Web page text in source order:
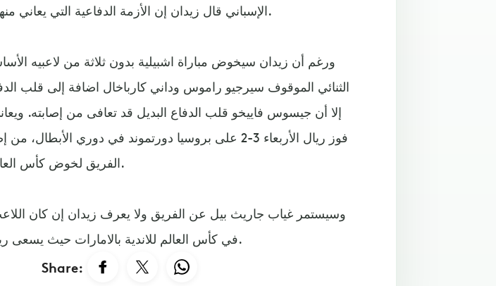
الإسباني قال زيدان إن الأزمة الدفاعية التي يعاني منها فريقه في طريقها للحل.
ورغم أن زيدان سيخوض مباراة اشبيلية بدون ثلاثة من لاعبيه
الثنائي الموقوف سيرجيو راموس وداني كارباخال اضافة إلى قلب
إلا أن جيسوس فاييخو قلب الدفاع البديل قد تعافى من إصابته.
فوز ريال الأربعاء 3-2 على بروسيا دورتموند في دوري
الفريق لخوض كأس العالم للاندية الاسبوع المقبل.
وسيستمر غياب جاريث بيل عن الفريق ولا يعرف زيدان إن كان
في كأس العالم للاندية بالامارات حيث يسعى ريال مدريد للدفاع عن لقبه.
Share: